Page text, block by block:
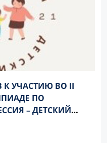
К УЧАСТИЮ ВО II
ПО
– ДЕТСКИЙ